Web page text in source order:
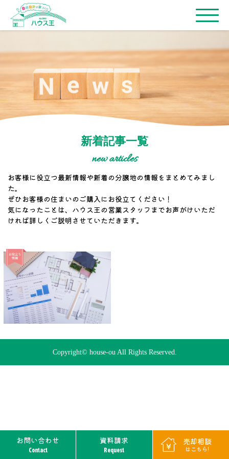
新着記事一覧
new articles
お客様に役立つ最新情報や新着の分譲地の情報をまとめてみまし
た。
ぜひお客様の住まいのご購入にお役立てください！
気になったことは、ハウス王の営業スタッフまでお声がけいただ
ければ詳しくご説明させていただきます。
お問い合わせ
Contact
資料請求
Request
売却相談
はこちら!
Copyright© house-ou All Rights Reserved.